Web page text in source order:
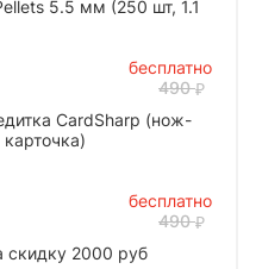
5.5 мм (250 шт, 1.1
бесплатно
490
CardSharp (нож-
карточка)
бесплатно
490
скидку 2000 руб